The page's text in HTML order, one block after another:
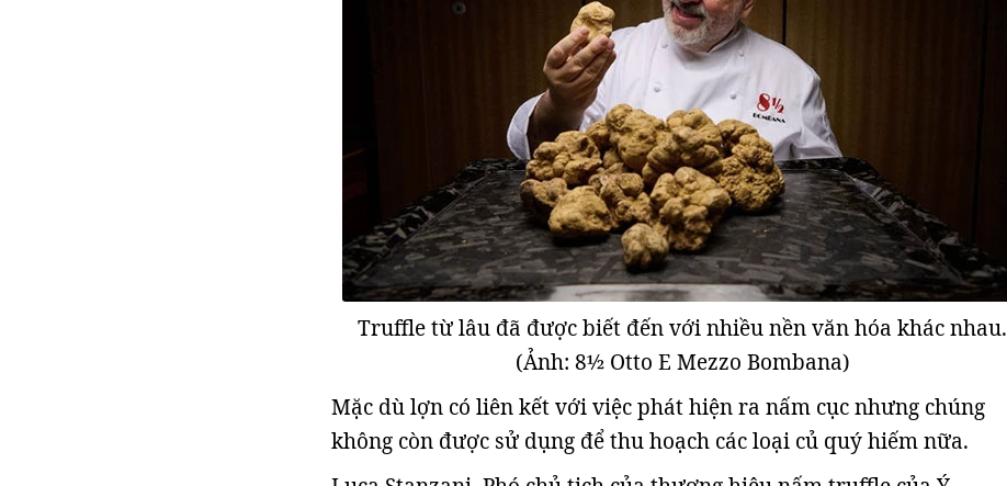
Truffle từ lâu đã được biết đến với nhiều nền văn hóa khác nhau.
(Ảnh: 8½ Otto E Mezzo Bombana)
Mặc dù lợn có liên kết với việc phát hiện ra nấm cục nhưng chúng
không còn được sử dụng để thu hoạch các loại củ quý hiếm nữa.